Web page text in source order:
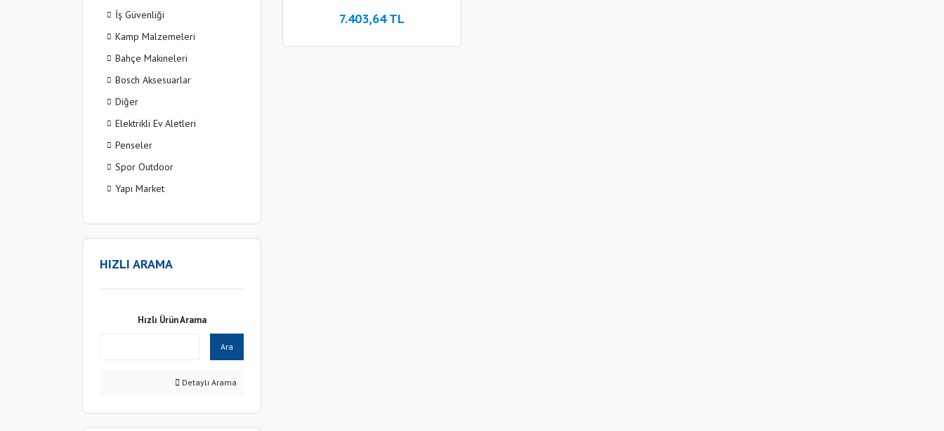
İş Güvenliği
Kamp Malzemeleri
Bahçe Makineleri
Bosch Aksesuarlar
Diğer
Elektrikli Ev Aletleri
Penseler
Spor Outdoor
Yapı Market
HIZLI ARAMA
Hızlı Ürün Arama
Ara
Detaylı Arama
7.403,64 TL